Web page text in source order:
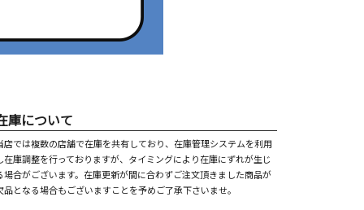
庫について
店では複数の店舗で在庫を共有しており、在庫管理システムを利用
在庫調整を行っておりますが、タイミングにより在庫にずれが生じ
場合がございます。在庫更新が間に合わずご注文頂きました商品が
品となる場合もございますことを予めご了承下さいませ。